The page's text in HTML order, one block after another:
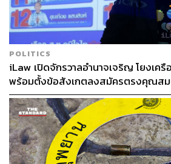
POLITICS
iLaw เปิดจักรวาลอำนาจเจริญ โยงเค
พร้อมตั้งข้อสังเกตลงสมัครตรงคุณสม